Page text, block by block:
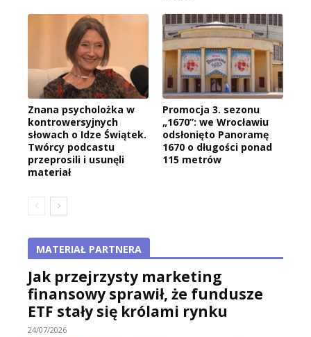
Znana psycholożka w
kontrowersyjnych
słowach o Idze Świątek.
Twórcy podcastu
przeprosili i usunęli
materiał
Promocja 3. sezonu
„1670”: we Wrocławiu
odsłonięto Panoramę
1670 o długości ponad
115 metrów
MATERIAŁ PARTNERA
Jak przejrzysty marketing
finansowy sprawił, że fundusze
ETF stały się królami rynku
24/07/2026